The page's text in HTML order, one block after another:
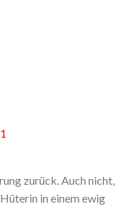
zurück. Auch nicht,
in einem ewig